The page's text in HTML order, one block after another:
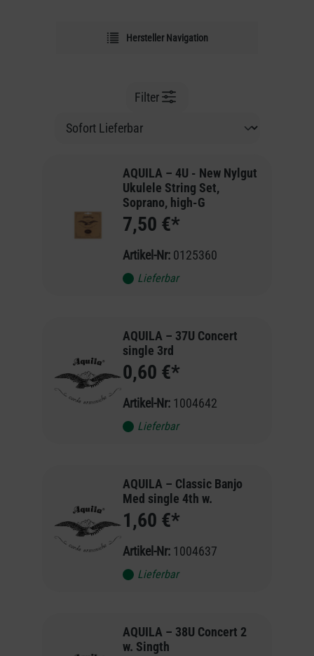
Hersteller Navigation
Filter
AQUILA – 4U - New Nylgut
Ukulele String Set,
Soprano, high-G
7,50 €*
Artikel-Nr: 0125360
Lieferbar
AQUILA – 37U Concert
single 3rd
0,60 €*
Artikel-Nr: 1004642
Lieferbar
AQUILA – Classic Banjo
Med single 4th w.
1,60 €*
Artikel-Nr: 1004637
Lieferbar
AQUILA – 38U Concert 2
w. Singth